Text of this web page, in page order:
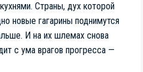
Страны, дух которой
новые гагарины поднимутся
И на их шлемах снова
с ума врагов прогресса —